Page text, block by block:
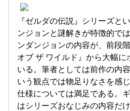
『ゼルダの伝説』シリーズと
ンジョンと謎解きが特徴的で
ンダンジョンの内容が、前段
オブ ザ ワイルド』から大幅
いる。筆者としては前作の内
いう観点では物足りなさを感
仕様については満足である。
はシリーズおなじみの内容だ